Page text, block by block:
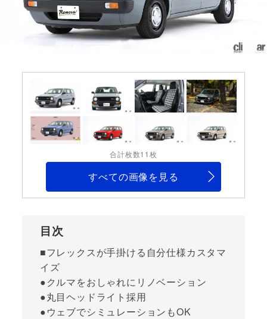
合計枚数11枚
すべての画像を見る
目次
■フレックスが手掛ける自分仕様カスタマ
イズ
●クルマをおしゃれにリノベーション
●丸目ヘッドライト採用
●ウェブでシミュレーションもOK